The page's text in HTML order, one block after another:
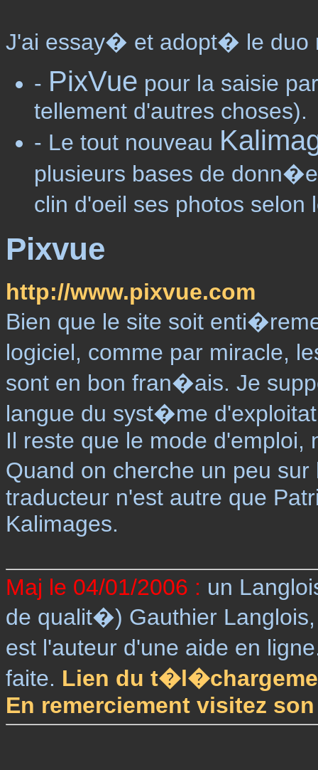
J'ai essay� et adopt� le duo
- PixVue pour la saisie
tellement d'autres choses).
- Le tout nouveau
plusieurs bases de
clin d'oeil ses photos
Pixvue
http://www.pixvue.com
Bien que le site soit
logiciel, comme par miracle,
sont en bon fran�ais. Je
langue du syst�me
Il reste que le mode d'emploi,
Quand on cherche un peu
traducteur n'est autre que
Kalimages.
Maj le 04/01/2006 : un
de qualit�) Gauthier
est l'auteur d'une aide en
faite. Lien du
En remerciement visitez